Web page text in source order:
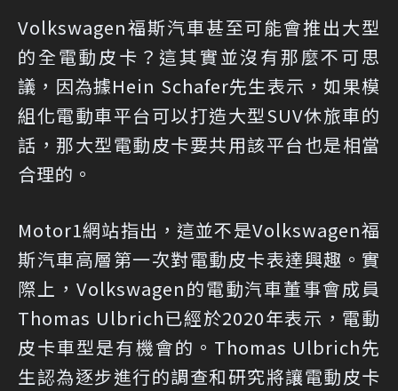
Volkswagen福斯汽車甚至可能會推出大型
的全電動皮卡？這其實並沒有那麼不可思
議，因為據Hein Schafer先生表示，如果模
組化電動車平台可以打造大型SUV休旅車的
話，那大型電動皮卡要共用該平台也是相當
合理的。
Motor1網站指出，這並不是Volkswagen福
斯汽車高層第一次對電動皮卡表達興趣。實
際上，Volkswagen的電動汽車董事會成員
Thomas Ulbrich已經於2020年表示，電動
皮卡車型是有機會的。Thomas Ulbrich先
生認為逐步進行的調查和研究將讓電動皮卡